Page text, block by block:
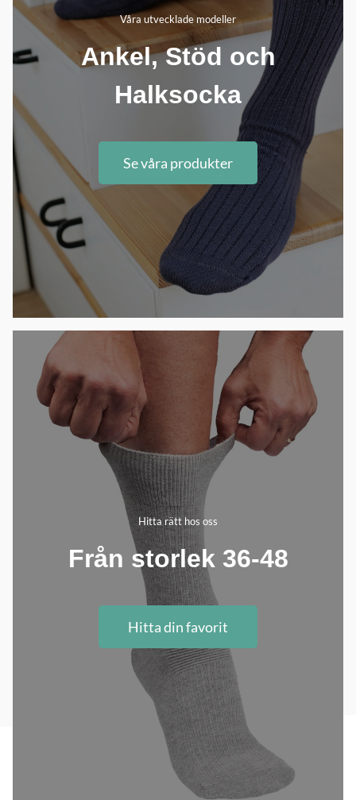
Våra utvecklade modeller
Ankel, Stöd och
Halksocka
Se våra produkter
Hitta rätt hos oss
Från storlek 36-48
Hitta din favorit